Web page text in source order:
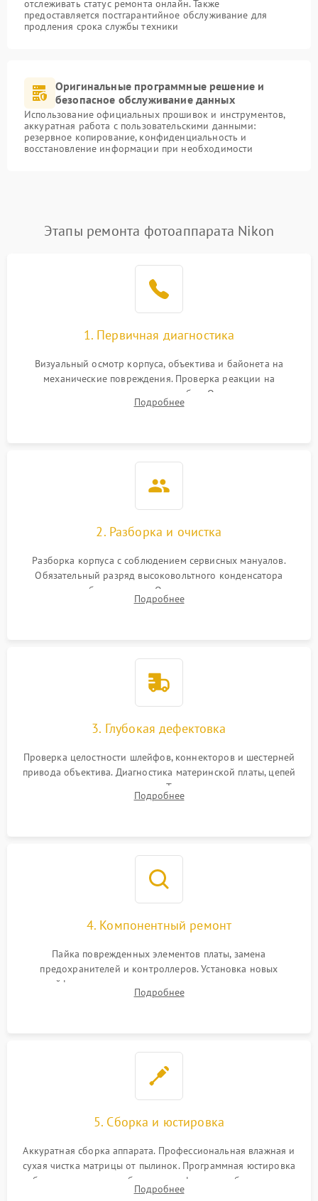
отслеживать статус ремонта онлайн. Также
предоставляется постгарантийное обслуживание для
продления срока службы техники
Оригинальные программные решение и
безопасное обслуживание данных
Использование официальных прошивок и инструментов,
аккуратная работа с пользовательскими данными:
резервное копирование, конфиденциальность и
восстановление информации при необходимости
Этапы ремонта фотоаппарата Nikon
1. Первичная диагностика
Визуальный осмотр корпуса, объектива и байонета на
механические повреждения. Проверка реакции на
включение, считывание кодов ошибок. Оценка состояния
матрицы и затвора, проверка работы автофокуса и вспышки.
Подробнее
2. Разборка и очистка
Разборка корпуса с соблюдением сервисных мануалов.
Обязательный разряд высоковольтного конденсатора
вспышки для безопасности. Очистка внутренних узлов от
пыли, песка и следов влаги с помощью спецсредств.
Подробнее
3. Глубокая дефектовка
Проверка целостности шлейфов, коннекторов и шестерней
привода объектива. Диагностика материнской платы, цепей
питания и картоприемника. Тестирование механизма
затвора и блока внутрикамерной стабилизации.
Подробнее
4. Компонентный ремонт
Пайка поврежденных элементов платы, замена
предохранителей и контроллеров. Установка новых
шлейфов, дисплея, механизма затвора или двигателя
автофокуса. Восстановление геометрии тубуса объектива
Подробнее
5. Сборка и юстировка
Аккуратная сборка аппарата. Профессиональная влажная и
сухая чистка матрицы от пылинок. Программная юстировка
рабочего отрезка, калибровка автофокуса, стабилизатора и
экспозамера с помощью сервисного ПО.
Подробнее